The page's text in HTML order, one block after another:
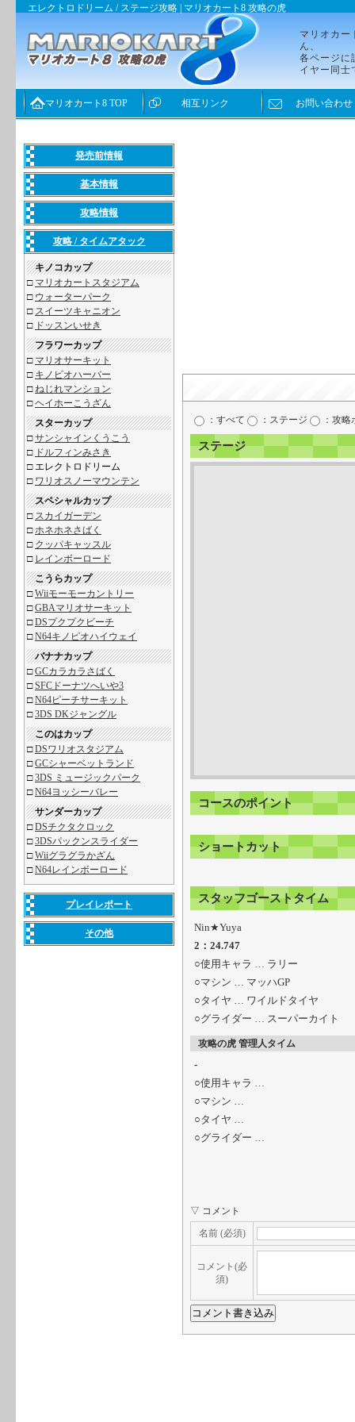
エレクトロドリーム / ステージ攻略 | マリオカート8 攻略の虎
マリオカー
ん、
各ページに
イヤー同士
発売前情報
基本情報
攻略情報
攻略 / タイムアタック
キノコカップ
□ マリオカートスタジアム
□ ウォーターパーク
□ スイーツキャニオン
□ ドッスンいせき
フラワーカップ
□ マリオサーキット
□ キノピオハーバー
□ねじれマンション
□ヘイホーこうざん
スターカップ
□サンシャインくうこう
□ ドルフィンみさき
□エレクトロドリーム
□ ワリオスノーマウンテン
スペシャルカップ
□ スカイガーデン
□ホネホネさばく
□ クッパキャッスル
□ レインボーロード
こうらカップ
□Wiiモーモーカントリー
□GBAマリオサーキット
□DSプクプクビーチ
□N64キノピオハイウェイ
バナナカップ
□GCカラカラさばく
□SFCドーナツへいや3
□N64ピーチサーキット
□3DS DKジャングル
このはカップ
□DSワリオスタジアム
□GCシャーベットランド
□3DS ミュージックパーク
□N64ヨッシーバレー
サンダーカップ
□DSチクタクロック
□3DSパックンスライダー
□Wiiグラグラかざん
□N64レインボーロード
プレイレポート
その他
：すべて ：ステージ ：攻略
ステージ
コースのポイント
ショートカット
スタッフゴーストタイム
Nin★Yuya
2：24.747
○使用キャラ … ラリー
○マシン … マッハGP
○タイヤ … ワイルドタイヤ
○グライダー … スーパーカイト
攻略の虎 管理人タイム
-
○使用キャラ …
○マシン …
○タイヤ …
○グライダー …
▽ コメント
名前 (必須)
コメント(必
須)
マリオカート8 TOP 相互リンク お問い合わせ